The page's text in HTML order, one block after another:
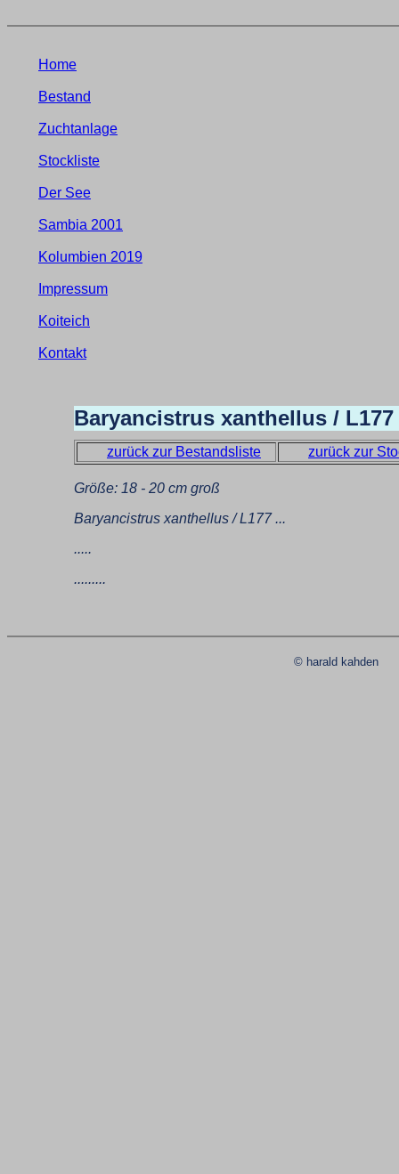
Home
Bestand
Zuchtanlage
Stockliste
Der See
Sambia 2001
Kolumbien 2019
Impressum
Koiteich
Kontakt
Baryancistrus xanthellus / L177
zurück zur Bestandsliste zurück zur
Größe: 18 - 20 cm groß
Baryancistrus xanthellus / L177 ...
.....
.........
© harald